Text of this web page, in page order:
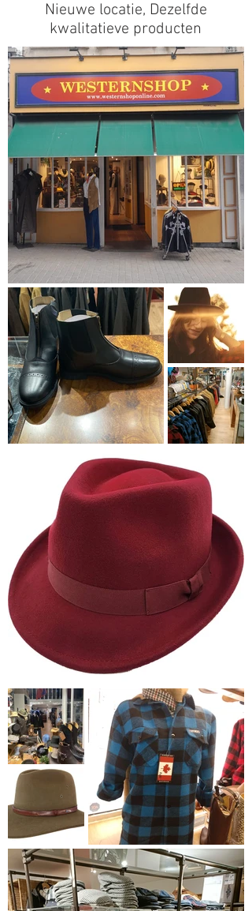
Nieuwe locatie, Dezelfde
kwalitatieve producten